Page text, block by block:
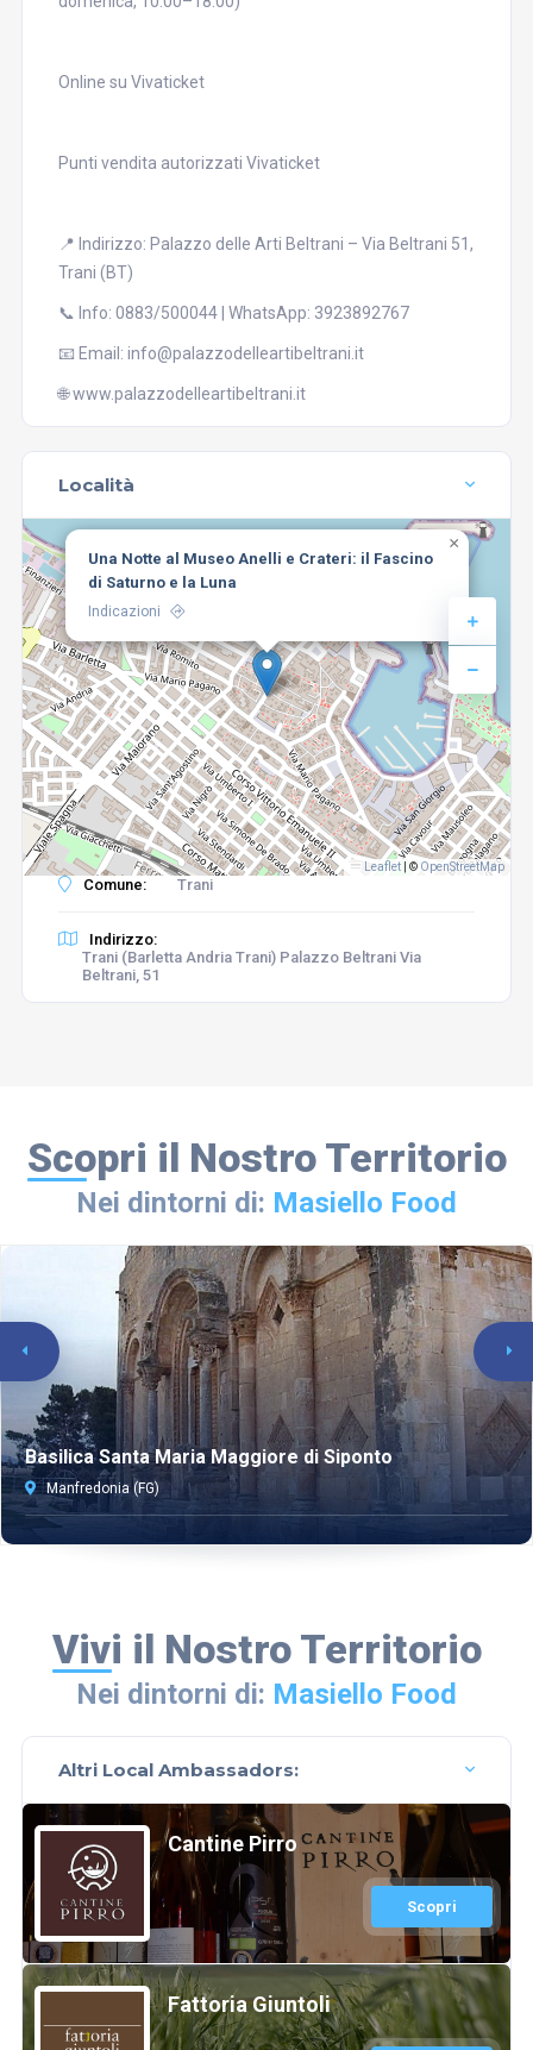
Online su Vivaticket
Punti vendita autorizzati Vivaticket
📍 Indirizzo: Palazzo delle Arti Beltrani – Via Beltrani 51,
Trani (BT)
📞 Info: 0883/500044 | WhatsApp: 3923892767
📧 Email: info@palazzodelleartibeltrani.it
🌐 www.palazzodelleartibeltrani.it
Località
Una Notte al Museo Anelli e Crateri: il Fascino
di Saturno e la Luna
Indicazioni
×
Leaflet © OpenStreetMap
Comune: Trani
Indirizzo:
Trani (Barletta Andria Trani) Palazzo Beltrani Via
Beltrani, 51
Scopri il Nostro Territorio
Nei dintorni di: Masiello Food
Basilica Santa Maria Maggiore di Siponto
Manfredonia (FG)
Vivi il Nostro Territorio
Nei dintorni di: Masiello Food
Altri Local Ambassadors:
Cantine Pirro
Scopri
Fattoria Giuntoli